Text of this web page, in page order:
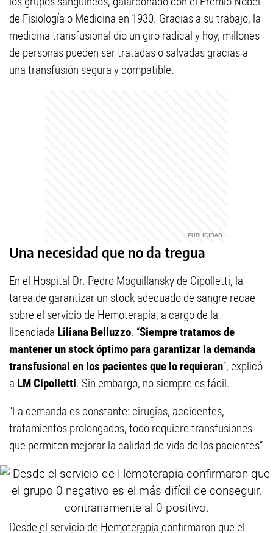
de Fisiología o Medicina en 1930. Gracias a su trabajo, la
medicina transfusional dio un giro radical y hoy, millones
de personas pueden ser tratadas o salvadas gracias a
una transfusión segura y compatible.
Una necesidad que no da tregua
En el Hospital Dr. Pedro Moguillansky de Cipolletti, la
tarea de garantizar un stock adecuado de sangre recae
sobre el servicio de Hemoterapia, a cargo de la
licenciada Liliana Belluzzo. “Siempre tratamos de
mantener un stock óptimo para garantizar la demanda
transfusional en los pacientes que lo requieran”, explicó
a LM Cipolletti. Sin embargo, no siempre es fácil.
“La demanda es constante: cirugías, accidentes,
tratamientos prolongados, todo requiere transfusiones
que permiten mejorar la calidad de vida de los pacientes”
Desde el servicio de Hemoterapia confirmaron que el